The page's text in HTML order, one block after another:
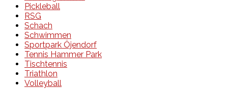
Pickleball
RSG
Schach
Schwimmen
Sportpark Öjendorf
Tennis Hammer Park
Tischtennis
Triathlon
Volleyball